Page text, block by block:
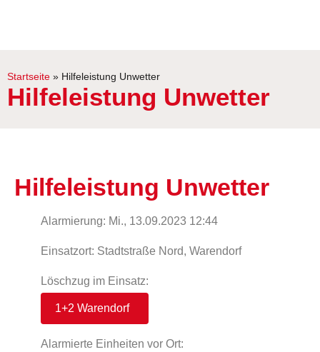
Startseite » Hilfeleistung Unwetter
Hilfeleistung Unwetter
Hilfeleistung Unwetter
Alarmierung: Mi., 13.09.2023 12:44
Einsatzort: Stadtstraße Nord, Warendorf
Löschzug im Einsatz:
1+2 Warendorf
Alarmierte Einheiten vor Ort: